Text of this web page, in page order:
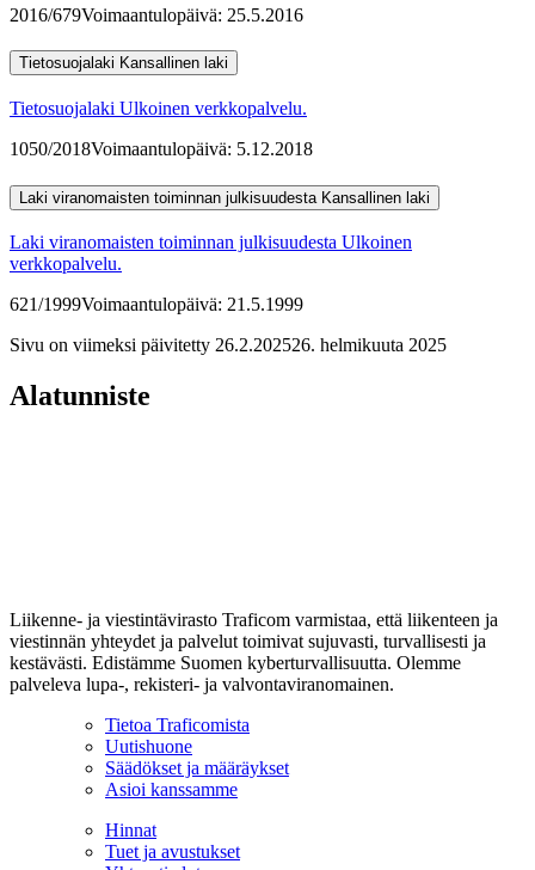
2016/679Voimaantulopäivä: 25.5.2016
Tietosuojalaki Kansallinen laki
Tietosuojalaki Ulkoinen verkkopalvelu.
1050/2018Voimaantulopäivä: 5.12.2018
Laki viranomaisten toiminnan julkisuudesta Kansallinen laki
Laki viranomaisten toiminnan julkisuudesta Ulkoinen
verkkopalvelu.
621/1999Voimaantulopäivä: 21.5.1999
Sivu on viimeksi päivitetty 26.2.202526. helmikuuta 2025
Alatunniste
Liikenne- ja viestintävirasto Traficom varmistaa, että liikenteen ja
viestinnän yhteydet ja palvelut toimivat sujuvasti, turvallisesti ja
kestävästi. Edistämme Suomen kyberturvallisuutta. Olemme
palveleva lupa-, rekisteri- ja valvontaviranomainen.
Tietoa Traficomista
Uutishuone
Säädökset ja määräykset
Asioi kanssamme
Hinnat
Tuet ja avustukset